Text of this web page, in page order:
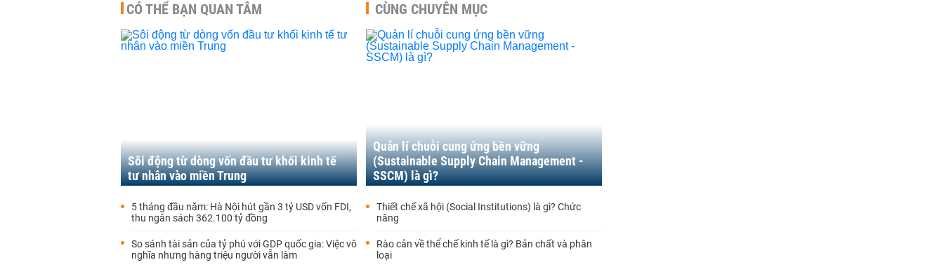
CÓ THỂ BẠN QUAN TÂM
Sôi động từ dòng vốn đầu tư khối kinh tế
tư nhân vào miền Trung
5 tháng đầu năm: Hà Nội hút gần 3 tỷ USD vốn FDI,
thu ngân sách 362.100 tỷ đồng
So sánh tài sản của tỷ phú với GDP quốc gia: Việc vô
nghĩa nhưng hàng triệu người vẫn làm
CÙNG CHUYÊN MỤC
Quản lí chuỗi cung ứng bền vững
(Sustainable Supply Chain Management -
SSCM) là gì?
Thiết chế xã hội (Social Institutions) là gì? Chức
năng
Rào cản về thể chế kinh tế là gì? Bản chất và phân
loại